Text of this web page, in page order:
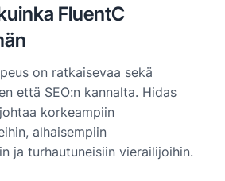
FluentC
on ratkaisevaa sekä
että SEO:n kannalta. Hidas
korkeampiin
alhaisempiin
ja turhautuneisiin vierailijoihin.